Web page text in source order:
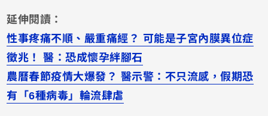
延伸閱讀：
性事疼痛不順、嚴重痛經？ 可能是子宮內膜異位症
徵兆！ 醫：恐成懷孕絆腳石
農曆春節疫情大爆發？ 醫示警：不只流感，假期恐
有「6種病毒」輪流肆虐